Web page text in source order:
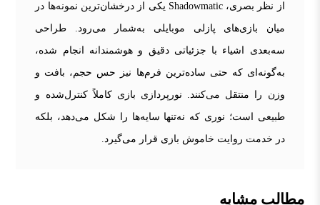
از نظر بصری، Shadowmatic یکی از درخشان‌ترین نمونه‌ها در
میان بازی‌های پازلی موبایلی به‌شمار می‌رود. طراحی
سه‌بعدی اشیاء با جزئیاتی دقیق و هوشمندانه انجام شده،
به‌گونه‌ای که حتی ساده‌ترین فرم‌ها نیز حس حجم، بافت و
وزن را منتقل می‌کنند. نورپردازی بازی کاملاً کنترل‌شده و
طبیعی است؛ نوری که نه‌تنها سایه‌ها را شکل می‌دهد، بلکه
در خدمت روایت خاموش بازی قرار می‌گیرد.
مطالب مشابه